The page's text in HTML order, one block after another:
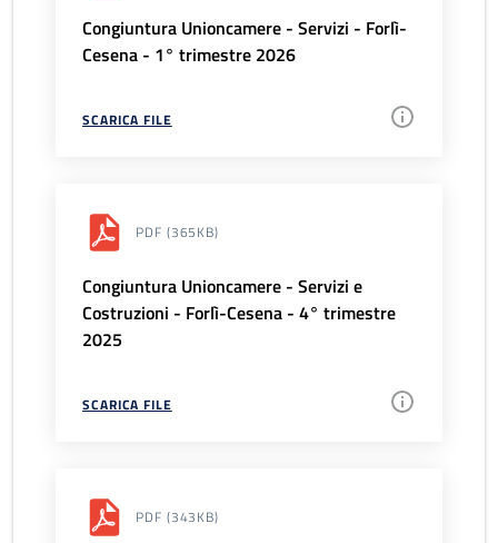
Congiuntura Unioncamere - Servizi - Forlì-
Cesena - 1° trimestre 2026
SCARICA FILE
PDF (365KB)
Congiuntura Unioncamere - Servizi e
Costruzioni - Forlì-Cesena - 4° trimestre
2025
SCARICA FILE
PDF (343KB)